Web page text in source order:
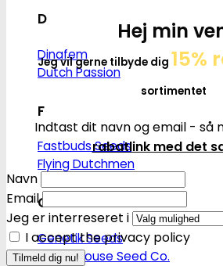
D
Dinafem
Dutch Passion
F
Fastbuds Seeds
Flying Dutchmen
G
Genetik Seeds
Green House Seed Co.
Hej min
Jeg vil gerne tilbyde dig 15%
sortimentet
Indtast dit navn og email - så
rabatlink med det
Navn
Email
Jeg er interreseret i
I accept the privacy policy